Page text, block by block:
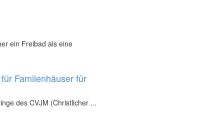
ein Freibad als eine
Familenhäuser für
des CVJM (Christlicher ...